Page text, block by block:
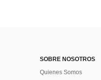
SOBRE NOSOTROS
Quienes Somos